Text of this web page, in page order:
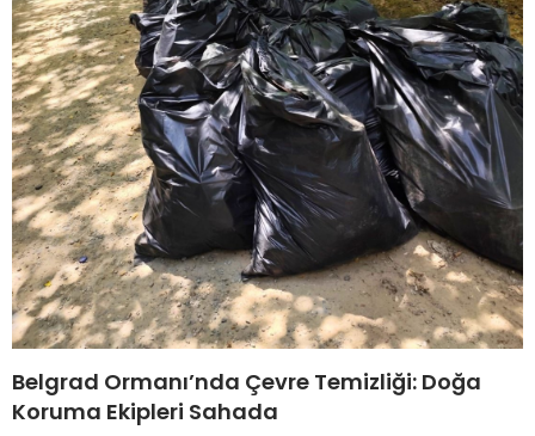
Belgrad Ormanı’nda Çevre Temizliği: Doğa
Koruma Ekipleri Sahada